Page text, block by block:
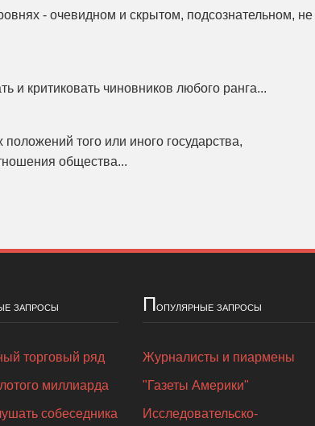
- очевидном и скрытом, подсознательном, не
и критиковать чиновников любого ранга...
того или иного государства,
общества...
запросы
торговый ряд
миллиарда
собеседника
Популярные запросы
Журналисты и пиармены
"Газеты Америки"
Исследовательско-